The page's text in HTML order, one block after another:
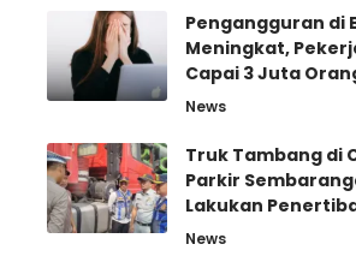
Pengangguran di
Meningkat,
Capai 3 Juta
News
Truk Tambang di
Parkir
Lakukan
News